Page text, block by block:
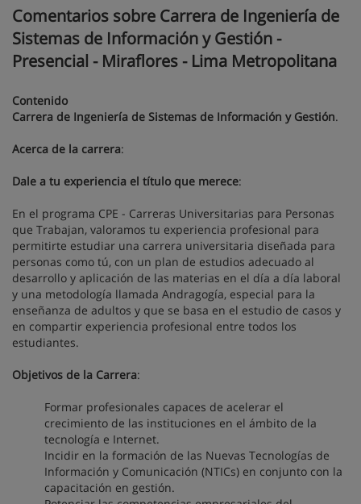
Comentarios sobre Carrera de Ingeniería de
Sistemas de Información y Gestión -
Presencial - Miraflores - Lima Metropolitana
Contenido
Carrera de Ingeniería de Sistemas de Información y Gestión.
Acerca de la carrera:
Dale a tu experiencia el título que merece:
En el programa CPE - Carreras Universitarias para Personas
que Trabajan, valoramos tu experiencia profesional para
permitirte estudiar una carrera universitaria diseñada para
personas como tú, con un plan de estudios adecuado al
desarrollo y aplicación de las materias en el día a día laboral
y una metodología llamada Andragogía, especial para la
enseñanza de adultos y que se basa en el estudio de casos y
en compartir experiencia profesional entre todos los
estudiantes.
Objetivos de la Carrera:
Formar profesionales capaces de acelerar el
crecimiento de las instituciones en el ámbito de la
tecnología e Internet.
Incidir en la formación de las Nuevas Tecnologías de
Información y Comunicación (NTICs) en conjunto con la
capacitación en gestión.